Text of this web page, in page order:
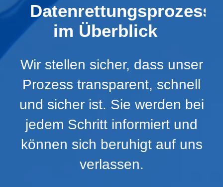
Datenrettungsprozess
im Überblick
Wir stellen sicher, dass unser
Prozess transparent, schnell
und sicher ist. Sie werden bei
jedem Schritt informiert und
können sich beruhigt auf uns
verlassen.